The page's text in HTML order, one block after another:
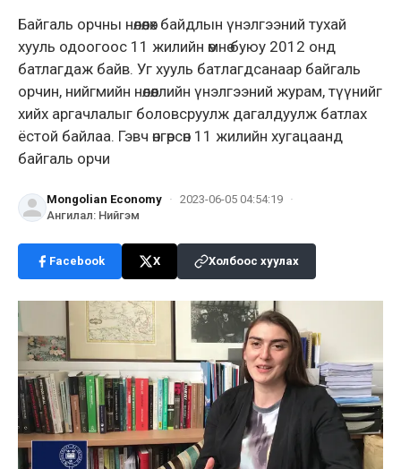
Байгаль орчны нөлөөлөх байдлын үнэлгээний тухай
хууль одоогоос 11 жилийн өмнө буюу 2012 онд
батлагдаж байв. Уг хууль бат­лагдсанаар байгаль
орчин, нийг­мийн нөлөөллийн үнэлгээний журам, түүнийг
хийх аргачлалыг боловсруулж дагалдуулж батлах
ёстой байлаа. Гэвч өнгөрсөн 11 жилийн хугацаанд
байгаль орчи
Mongolian Economy · 2023-06-05 04:54:19 ·
Ангилал: Нийгэм
Facebook X Холбоос хуулах